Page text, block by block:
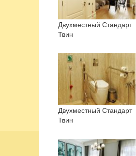
Двухместный Стандарт
Твин
Двухместный Стандарт
Твин